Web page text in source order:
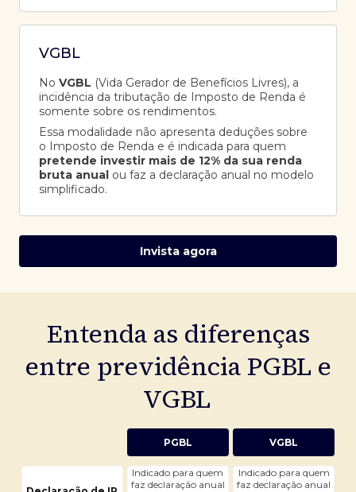
VGBL
No VGBL (Vida Gerador de Benefícios Livres), a
incidência da tributação de Imposto de Renda é
somente sobre os rendimentos.
Essa modalidade não apresenta deduções sobre
o Imposto de Renda e é indicada para quem
pretende investir mais de 12% da sua renda
bruta anual ou faz a declaração anual no modelo
simplificado.
Invista agora
Entenda as diferenças
entre previdência PGBL e
VGBL
PGBL VGBL
Indicado para quem
faz declaração anual
Indicado para quem
faz declaração anual